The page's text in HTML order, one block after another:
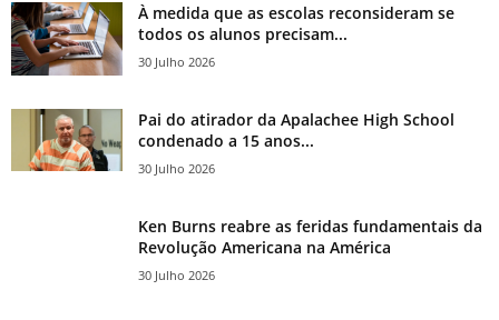
À medida que as escolas reconsideram se
todos os alunos precisam...
30 Julho 2026
Pai do atirador da Apalachee High School
condenado a 15 anos...
30 Julho 2026
Ken Burns reabre as feridas fundamentais da
Revolução Americana na América
30 Julho 2026